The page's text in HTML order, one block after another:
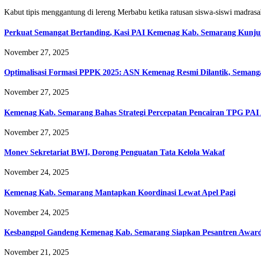
Kabut tipis menggantung di lereng Merbabu ketika ratusan siswa-siswi
Perkuat Semangat Bertanding, Kasi PAI Kemenag Kab. Semarang
November 27, 2025
Optimalisasi Formasi PPPK 2025: ASN Kemenag Resmi Dilantik,
November 27, 2025
Kemenag Kab. Semarang Bahas Strategi Percepatan Pencairan TPG
November 27, 2025
Monev Sekretariat BWI, Dorong Penguatan Tata Kelola Wakaf
November 24, 2025
Kemenag Kab. Semarang Mantapkan Koordinasi Lewat Apel Pagi
November 24, 2025
Kesbangpol Gandeng Kemenag Kab. Semarang Siapkan Pesantren
November 21, 2025